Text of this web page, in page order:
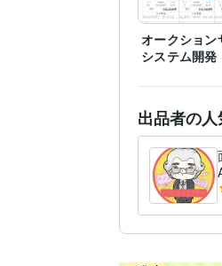
その他ツー
オークション
システム開発
出品者の